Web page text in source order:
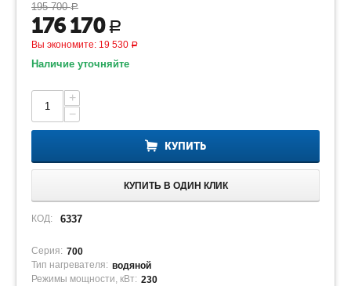
195 700 Р
176 170 Р
Вы экономите: 19 530 Р
Наличие уточняйте
+
−
КУПИТЬ
КУПИТЬ В ОДИН КЛИК
КОД: 6337
Серия: 700
Тип нагревателя: водяной
Режимы мощности, кВт: 230